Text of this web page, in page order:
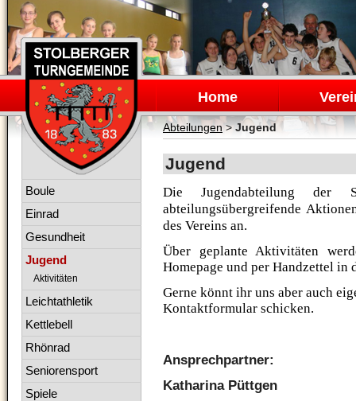
Navigation
überspringen
Home
Abteilungen>Jugend
Jugend
Die Jugendabteilung der
abteilungsübergreifende
des Vereins an.
Über geplante Aktivitäten
Homepage und per Handzettel
Gerne könnt ihr uns aber auch
Kontaktformular schicken.
Ansprechpartner:
Katharina Püttgen
Navigation
Boule
Einrad
Gesundheit
Jugend
Aktivitäten
Leichtathletik
Kettlebell
Rhönrad
Seniorensport
Spiele